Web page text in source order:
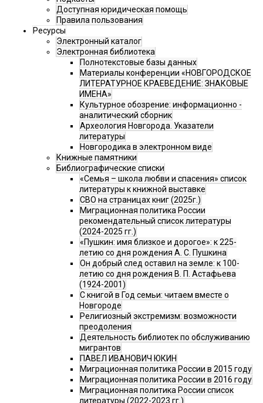
Доступная юридическая помощь
Правила пользования
Ресурсы
Электронный каталог
Электронная библиотека
Полнотекстовые базы данных
Материалы конференции «НОВГОРОДСКОЕ
ЛИТЕРАТУРНОЕ КРАЕВЕДЕНИЕ: ЗНАКОВЫЕ
ИМЕНА»
Культурное обозрение: информационно -
аналитический сборник
Археология Новгорода. Указатели
литературы
Новгородика в электронном виде
Книжные памятники
Библиографические списки
«Семья – школа любви и спасения» список
литературы к книжной выставке
СВО на страницах книг (2025г.)
Миграционная политика России
рекомендательный список литературы
(2024-2025 гг.)
«Пушкин: имя близкое и дорогое»: к 225-
летию со дня рождения А. С. Пушкина
Он добрый след оставил на земле: к 100-
летию со дня рождения В. П. Астафьева
(1924-2001)
С книгой в Год семьи: читаем вместе о
Новгороде
Религиозный экстремизм: возможности
преодоления
Деятельность библиотек по обслуживанию
мигрантов
ПАВЕЛ ИВАНОВИЧ ЮКИН
Миграционная политика России в 2015 году
Миграционная политика России в 2016 году
Миграционная политика России список
литературы (2022-2023 гг.)